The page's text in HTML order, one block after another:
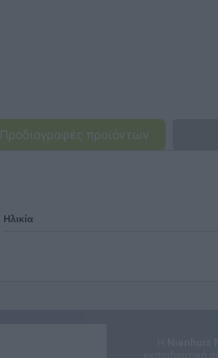
Προδιαγραφές προϊόντων
Ηλικία